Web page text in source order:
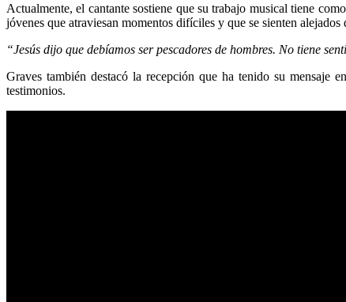
Actualmente, el cantante sostiene que su trabajo musical tiene
jóvenes que atraviesan momentos difíciles y que se sienten alejados
“Jesús dijo que debíamos ser pescadores de hombres. No tiene
Graves también destacó la recepción que ha tenido su mensaje
testimonios.